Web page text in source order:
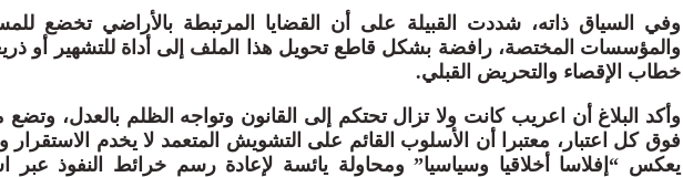
وفي السياق ذاته، شددت القبيلة على أن القضايا المرتبطة بالأراضي تخضع
والمؤسسات المختصة، رافضة بشكل قاطع تحويل هذا الملف إلى أداة للتشهير أو
خطاب الإقصاء والتحريض القبلي.
وأكد البلاغ أن اعريب كانت ولا تزال تحتكم إلى القانون وتواجه الظلم بالعدل،
فوق كل اعتبار، معتبرا أن الأسلوب القائم على التشويش المتعمد لا يخدم الاستقرار
يعكس “إفلاسا أخلاقيا وسياسيا” ومحاولة يائسة لإعادة رسم خرائط النفوذ عبر